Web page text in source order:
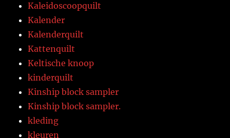
Kaleidoscoopquilt
Kalender
Kalenderquilt
Kattenquilt
Keltische knoop
kinderquilt
Kinship block sampler
Kinship block sampler.
kleding
kleuren